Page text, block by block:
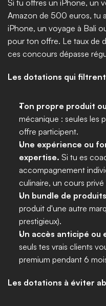
Si tu offres un iPhone, un
Amazon de 500 euros, tu
iPhone, un voyage à Bali
pour ton offre. Le taux de
ces concours dépasse
Les dotations qui
Ton propre produit
mécanique : seules les
offre participent.
Une expérience ou
expertise. Si tu es
accompagnement
culinaire, un cours privé
Un bundle de
produit d'une autre
prestigieux).
Un accès anticipé ou
seuls tes vrais clients
premium pendant 6
Les dotations à éviter